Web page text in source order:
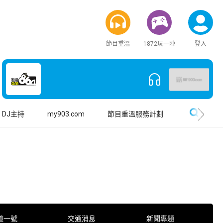
節目重溫 1872玩一陣 登入
DJ主持 my903.com 節目重溫服務計劃
一號 交通消息 新聞專題